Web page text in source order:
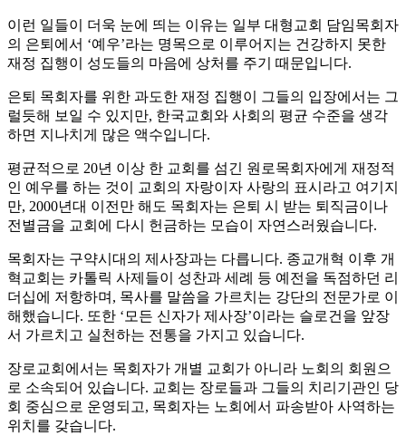
이런 일들이 더욱 눈에 띄는 이유는 일부 대형교회 담임목회자
의 은퇴에서 ‘예우’라는 명목으로 이루어지는 건강하지 못한
재정 집행이 성도들의 마음에 상처를 주기 때문입니다.
은퇴 목회자를 위한 과도한 재정 집행이 그들의 입장에서는 그
럴듯해 보일 수 있지만, 한국교회와 사회의 평균 수준을 생각
하면 지나치게 많은 액수입니다.
평균적으로 20년 이상 한 교회를 섬긴 원로목회자에게 재정적
인 예우를 하는 것이 교회의 자랑이자 사랑의 표시라고 여기지
만, 2000년대 이전만 해도 목회자는 은퇴 시 받는 퇴직금이나
전별금을 교회에 다시 헌금하는 모습이 자연스러웠습니다.
목회자는 구약시대의 제사장과는 다릅니다. 종교개혁 이후 개
혁교회는 카톨릭 사제들이 성찬과 세례 등 예전을 독점하던 리
더십에 저항하며, 목사를 말씀을 가르치는 강단의 전문가로 이
해했습니다. 또한 ‘모든 신자가 제사장’이라는 슬로건을 앞장
서 가르치고 실천하는 전통을 가지고 있습니다.
장로교회에서는 목회자가 개별 교회가 아니라 노회의 회원으
로 소속되어 있습니다. 교회는 장로들과 그들의 치리기관인 당
회 중심으로 운영되고, 목회자는 노회에서 파송받아 사역하는
위치를 갖습니다.